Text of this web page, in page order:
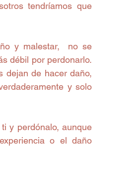
tendríamos que
y malestar,  no se
débil por perdonarlo.
dejan de hacer daño,
y solo
y perdónalo, aunque
o el daño